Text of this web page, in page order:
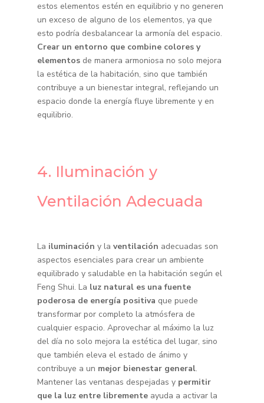
estos elementos estén en equilibrio y no generen
un exceso de alguno de los elementos, ya que
esto podría desbalancear la armonía del espacio.
Crear un entorno que combine colores y
elementosde manera armoniosa no solo mejora
la estética de la habitación, sino que también
contribuye a un bienestar integral, reflejando un
espacio donde la energía fluye libremente y en
equilibrio.
4. Iluminación y
Ventilación Adecuada
La iluminación y la ventilación adecuadas son
aspectos esenciales para crear un ambiente
equilibrado y saludable en la habitación según el
Feng Shui. La luz natural es una fuente
poderosa de energía positiva que puede
transformar por completo la atmósfera de
cualquier espacio. Aprovechar al máximo la luz
del día no solo mejora la estética del lugar, sino
que también eleva el estado de ánimo y
contribuye a un mejor bienestar general.
Mantener las ventanas despejadas y permitir
que la luz entre librementeayuda a activar la